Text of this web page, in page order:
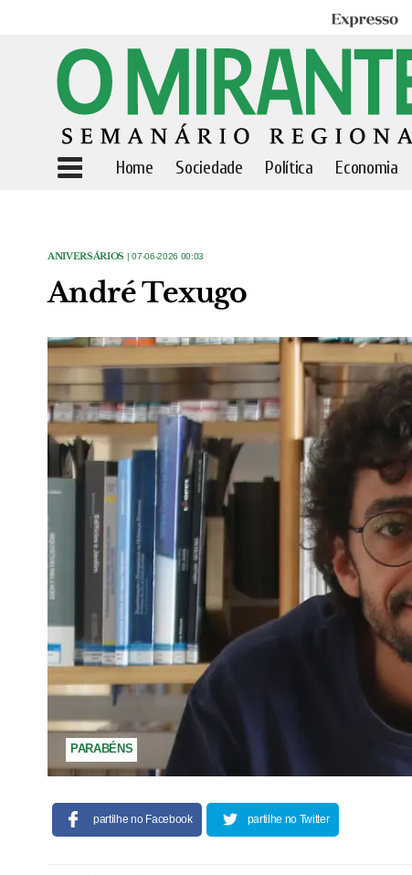
Expresso
Home Sociedade Política Economia
ANIVERSÁRIOS | 07-06-2026 00:03
André Texugo
PARABÉNS
partilhe no Facebook partilhe no Twitter